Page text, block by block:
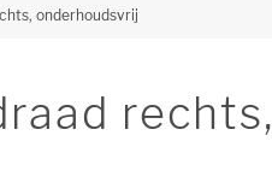
onderhoudsvrij
rechts,